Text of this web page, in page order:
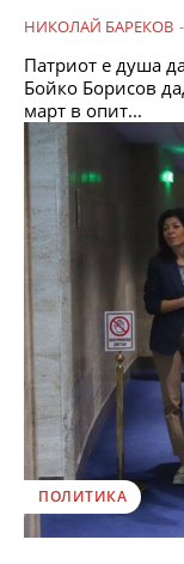
НИКОЛАЙ БАРЕКОВ -
Патриот е душа
Бойко Борисов
март в опит...
ПОЛИТИКА